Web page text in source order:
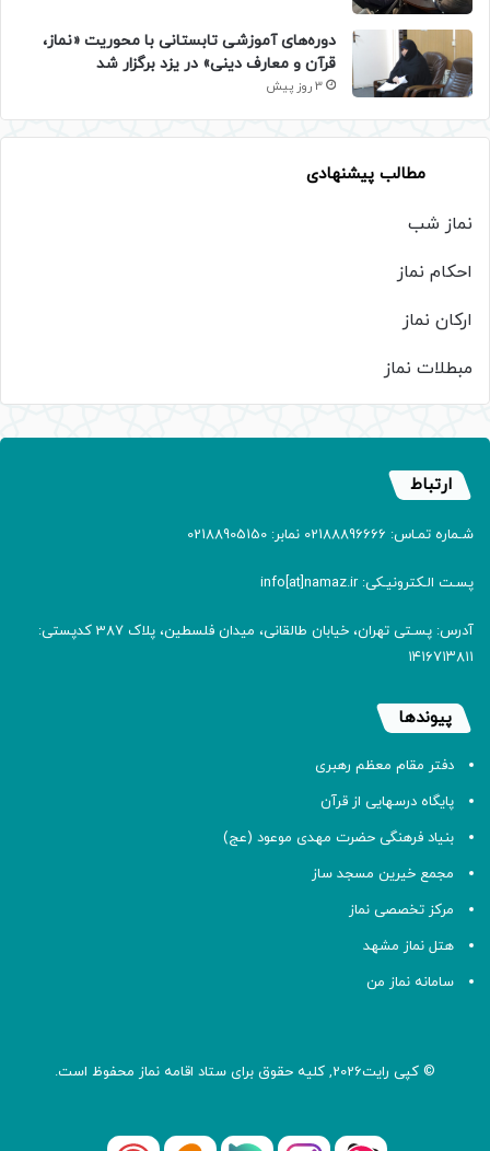
دوره‌های آموزشی تابستانی با محوریت «نماز،
قرآن و معارف دینی» در یزد برگزار شد
3 روز پیش
مطالب پیشنهادی
نماز شب
احکام نماز
ارکان نماز
مبطلات نماز
ارتباط
شـماره تمـاس: 02188896666 نمابر: 02188905150
پسـت الـکترونیـکی: info[at]namaz.ir
آدرس: پسـتی تهران، خیابان طالقانی، میدان فلسطین، پلاک 387 کدپستی:
۱۴۱۶۷۱۳۸۱۱
پیوندها
دفتر مقام معظم رهبری
پایگاه درسهایی از قرآن
بنیاد فرهنگی حضرت مهدی موعود (عج)
مجمع خیرین مسجد ساز
مرکز تخصصی نماز
هتل نماز مشهد
سامانه نماز من
© کپی رایت2026, کلیه حقوق برای ستاد اقامه نماز محفوظ است.